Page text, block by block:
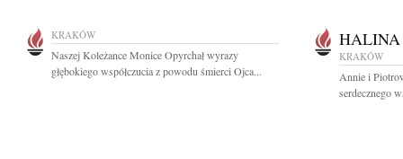
KRAKÓW
Naszej Koleżance Monice Opyrchał wyrazy
głębokiego współczucia z powodu śmierci Ojca...
HALINA
KRAKÓW
Annie i
serdecznego